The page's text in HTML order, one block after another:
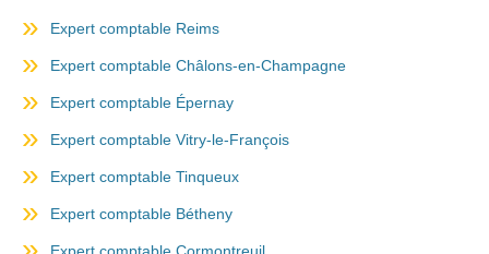
Expert comptable Reims
Expert comptable Châlons-en-Champagne
Expert comptable Épernay
Expert comptable Vitry-le-François
Expert comptable Tinqueux
Expert comptable Bétheny